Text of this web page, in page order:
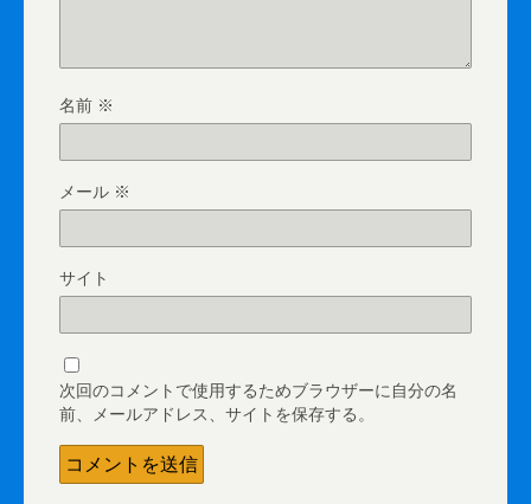
名前 ※
メール ※
サイト
次回のコメントで使用するためブラウザーに自分の名
前、メールアドレス、サイトを保存する。